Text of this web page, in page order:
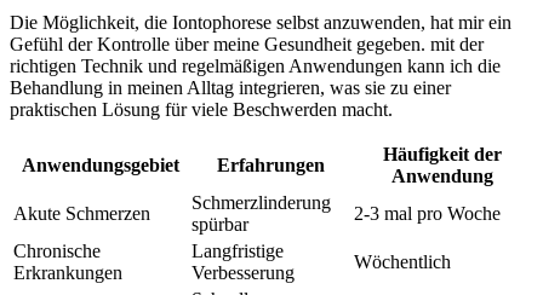
Die Möglichkeit, die Iontophorese​ selbst anzuwenden,‌ hat mir ein
Gefühl der Kontrolle über meine Gesundheit gegeben. mit der
richtigen Technik und regelmäßigen​ Anwendungen ‌kann ich die
Behandlung in meinen Alltag integrieren, was sie zu‍ einer
⁣praktischen Lösung für viele Beschwerden macht.
Anwendungsgebiet Erfahrungen
Häufigkeit der
Anwendung
Akute Schmerzen
Schmerzlinderung
spürbar
2-3 mal pro Woche
Chronische
Erkrankungen
Langfristige
Verbesserung
Wöchentlich